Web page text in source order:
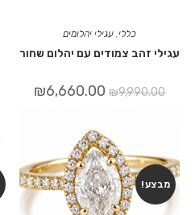
כללי עגילי יהלומים
עגילי זהב צמודים עם יהלום שחור
₪9,990.00
₪6,660.00
מבצע!